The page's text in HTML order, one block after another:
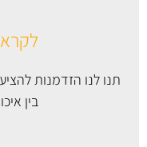
תנו לנו הזדמנות
בין